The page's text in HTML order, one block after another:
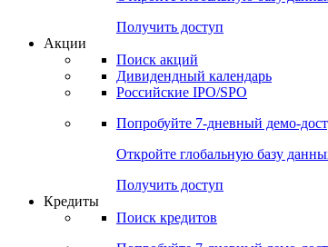
Попробуйте7-дневный
Откройте глобальную базу данных
Получить доступ
Акции
Поиск акций
Дивидендный календарь
Российские IPO/SPO
Попробуйте7-дневный
Откройте глобальную базу данных
Получить доступ